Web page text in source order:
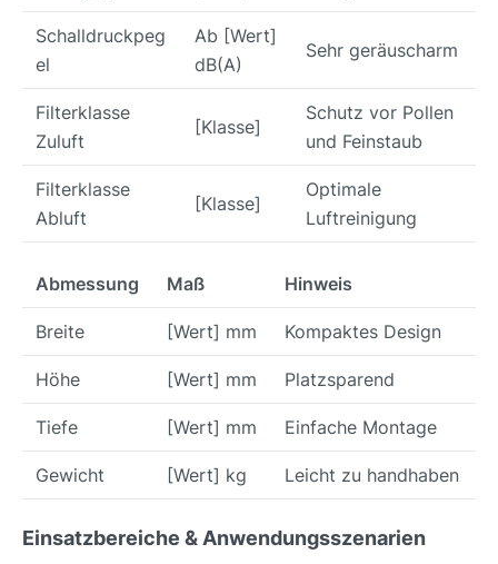
Schalldruckpeg
el
Ab [Wert]
dB(A)
Sehr geräuscharm
Filterklasse
Zuluft
[Klasse]
Schutz vor Pollen
und Feinstaub
Filterklasse
Abluft
[Klasse]
Optimale
Luftreinigung
Abmessung Maß Hinweis
Breite [Wert] mm Kompaktes Design
Höhe [Wert] mm Platzsparend
Tiefe [Wert] mm Einfache Montage
Gewicht [Wert] kg Leicht zu handhaben
Einsatzbereiche & Anwendungsszenarien